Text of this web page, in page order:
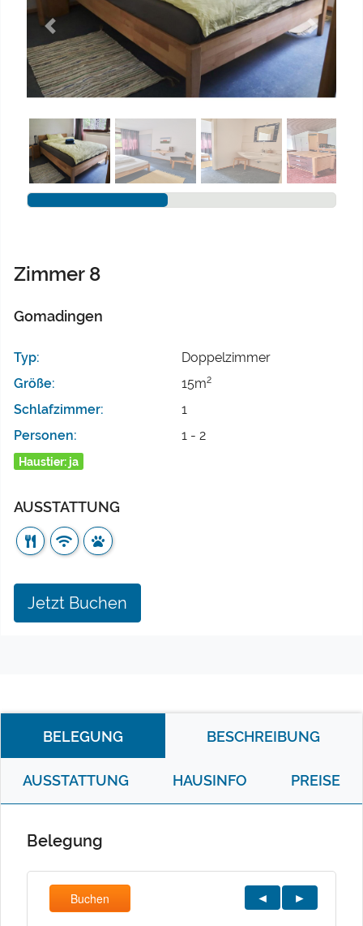
Previous Next
Zimmer 8
Gomadingen
Typ:
Doppelzimmer
Größe:
15m2
Schlafzimmer:
1
Personen:
1 - 2
Haustier: ja
AUSSTATTUNG
Jetzt Buchen
BELEGUNG BESCHREIBUNG
AUSSTATTUNG HAUSINFO PREISE
Belegung